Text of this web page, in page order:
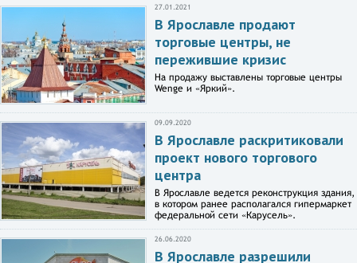
27.01.2021
В Ярославле продают
торговые центры, не
пережившие кризис
На продажу выставлены торговые центры
Wenge и «Яркий».
09.09.2020
В Ярославле раскритиковали
проект нового торгового
центра
В Ярославле ведется реконструкция здания,
в котором ранее располагался гипермаркет
федеральной сети «Карусель».
26.06.2020
В Ярославле разрешили